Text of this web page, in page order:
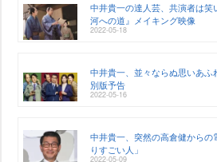
中井貴一の達人芸、共演者は
河への道』メイキング映像
2022-05-18
中井貴一、並々ならぬ思いあ
別版予告
2022-05-16
中井貴一、突然の高倉健から
りすごい人」
2022-05-09